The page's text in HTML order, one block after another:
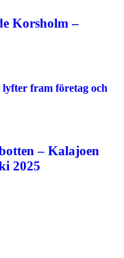
Korsholm –
lyfter fram företag och
– Kalajoen
2025